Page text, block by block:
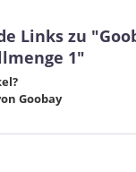
Links zu
1"
Goobay